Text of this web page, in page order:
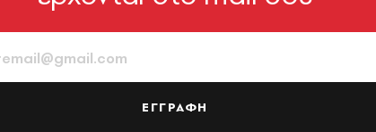
ΕΓΓΡΑΦΗ